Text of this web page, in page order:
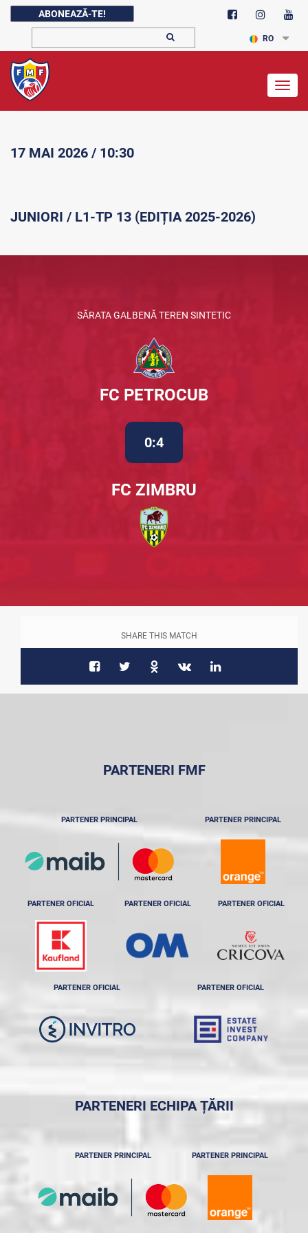
ABONEAZĂ-TE!
RO
17 MAI 2026 / 10:30
JUNIORI / L1-TP 13 (EDIȚIA 2025-2026)
SĂRATA GALBENĂ TEREN SINTETIC
FC PETROCUB
0:4
FC ZIMBRU
SHARE THIS MATCH
PARTENERI FMF
PARTENER PRINCIPAL PARTENER PRINCIPAL
PARTENER OFICIAL PARTENER OFICIAL PARTENER OFICIAL
PARTENER OFICIAL PARTENER OFICIAL
PARTENERI ECHIPA ȚĂRII
PARTENER PRINCIPAL PARTENER PRINCIPAL